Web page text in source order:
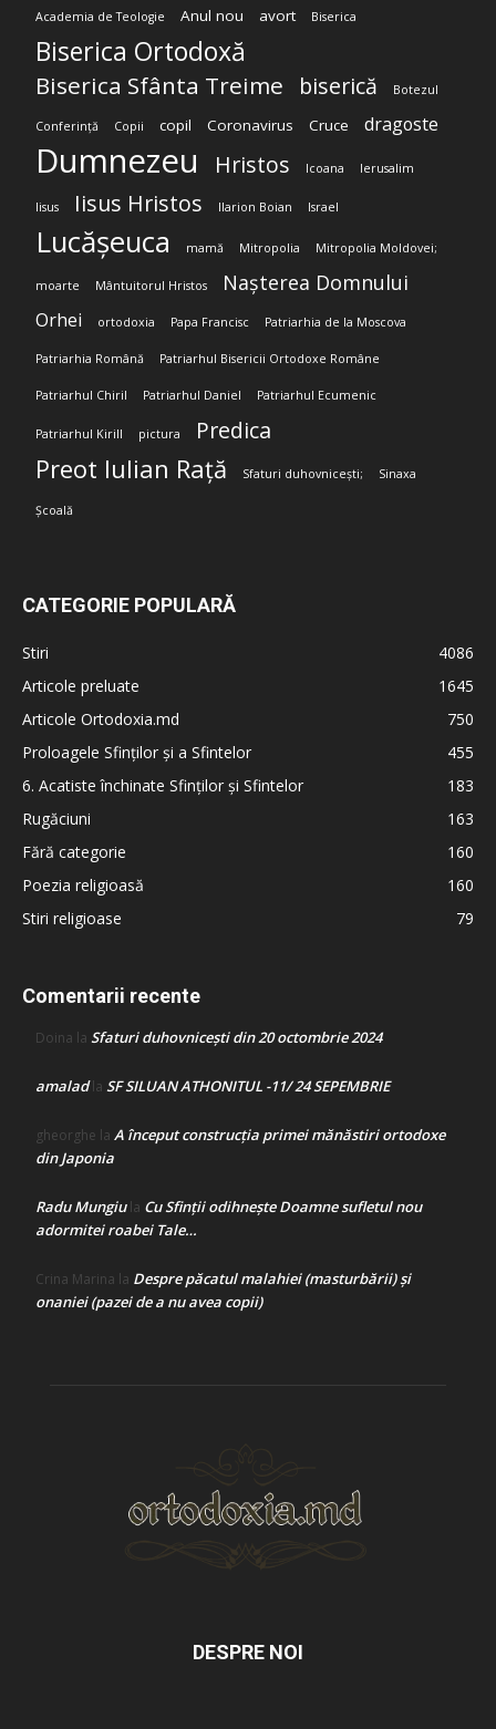
Academia de Teologie Anul nou avort Biserica
Biserica Ortodoxă
Biserica Sfânta Treime biserică Botezul
Conferință Copii copil Coronavirus Cruce dragoste
Dumnezeu Hristos Icoana Ierusalim
Iisus Iisus Hristos Ilarion Boian Israel
Lucășeuca mamă Mitropolia Mitropolia Moldovei;
moarte Mântuitorul Hristos Nașterea Domnului
Orhei ortodoxia Papa Francisc Patriarhia de la Moscova
Patriarhia Română Patriarhul Bisericii Ortodoxe Române
Patriarhul Chiril Patriarhul Daniel Patriarhul Ecumenic
Patriarhul Kirill pictura Predica
Preot Iulian Rață Sfaturi duhovnicești; Sinaxa
Școală
CATEGORIE POPULARĂ
Stiri
4086
Articole preluate
1645
Articole Ortodoxia.md
750
Proloagele Sfinților și a Sfintelor
455
6. Acatiste închinate Sfinților și Sfintelor
183
Rugăciuni
163
Fără categorie
160
Poezia religioasă
160
Stiri religioase
79
Comentarii recente
Doina la Sfaturi duhovnicești din 20 octombrie 2024
amaladla SF SILUAN ATHONITUL -11/ 24 SEPEMBRIE
gheorghe la A început construcţia primei mănăstiri ortodoxe
din Japonia
Radu Mungiula Cu Sfinții odihnește Doamne sufletul nou
adormitei roabei Tale…
Crina Marina la Despre păcatul malahiei (masturbării) şi
onaniei (pazei de a nu avea copii)
DESPRE NOI